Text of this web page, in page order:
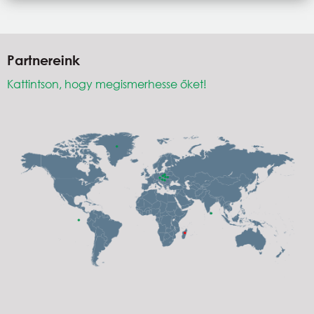
Partnereink
Kattintson, hogy megismerhesse őket!